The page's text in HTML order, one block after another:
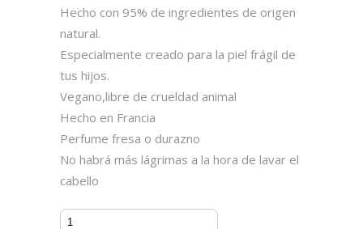
Hecho con 95% de ingredientes de origen
natural.
Especialmente creado para la piel frágil de
tus hijos.
Vegano,libre de crueldad animal
Hecho en Francia
Perfume fresa o durazno
No habrá más lágrimas a la hora de lavar el
cabello
Fiesta